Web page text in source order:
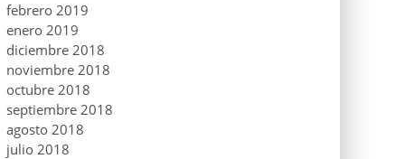
febrero 2019
enero 2019
diciembre 2018
noviembre 2018
octubre 2018
septiembre 2018
agosto 2018
julio 2018